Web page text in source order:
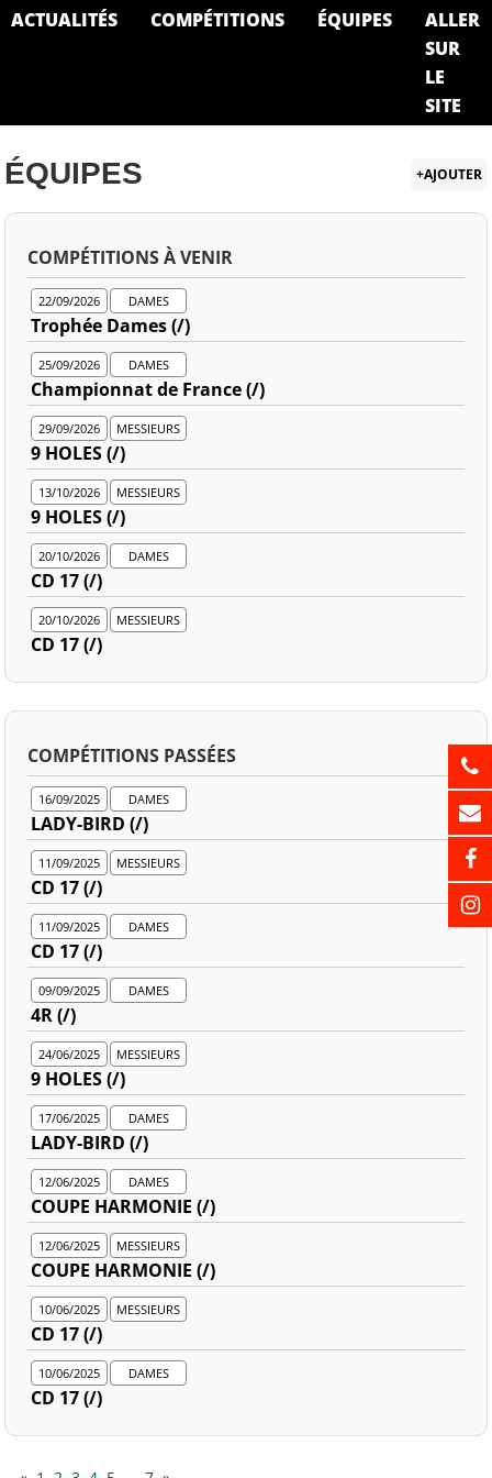
ACTUALITÉS COMPÉTITIONS ÉQUIPES
ALLER
SUR
LE
SITE
ÉQUIPES +AJOUTER
COMPÉTITIONS À VENIR
22/09/2026 DAMES
Trophée Dames (/)
25/09/2026 DAMES
Championnat de France (/)
29/09/2026 MESSIEURS
9 HOLES (/)
13/10/2026 MESSIEURS
9 HOLES (/)
20/10/2026 DAMES
CD 17 (/)
20/10/2026 MESSIEURS
CD 17 (/)
COMPÉTITIONS PASSÉES
16/09/2025 DAMES
LADY-BIRD (/)
11/09/2025 MESSIEURS
CD 17 (/)
11/09/2025 DAMES
CD 17 (/)
09/09/2025 DAMES
4R (/)
24/06/2025 MESSIEURS
9 HOLES (/)
17/06/2025 DAMES
LADY-BIRD (/)
12/06/2025 DAMES
COUPE HARMONIE (/)
12/06/2025 MESSIEURS
COUPE HARMONIE (/)
10/06/2025 MESSIEURS
CD 17 (/)
10/06/2025 DAMES
CD 17 (/)